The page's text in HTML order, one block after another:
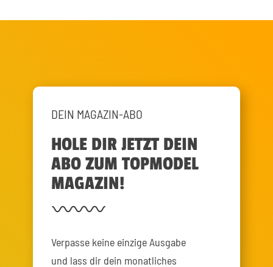
DEIN MAGAZIN-ABO
HOLE DIR JETZT DEIN
ABO ZUM TOPMODEL
MAGAZIN!
Verpasse keine einzige Ausgabe
und lass dir dein monatliches